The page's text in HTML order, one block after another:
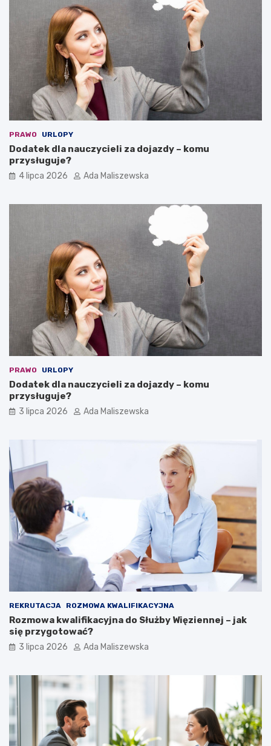
PRAWO URLOPY
Dodatek dla nauczycieli za dojazdy – komu
przysługuje?
4 lipca 2026 Ada Maliszewska
PRAWO URLOPY
Dodatek dla nauczycieli za dojazdy – komu
przysługuje?
3 lipca 2026 Ada Maliszewska
REKRUTACJA ROZMOWA KWALIFIKACYJNA
Rozmowa kwalifikacyjna do Służby Więziennej – jak
się przygotować?
3 lipca 2026 Ada Maliszewska